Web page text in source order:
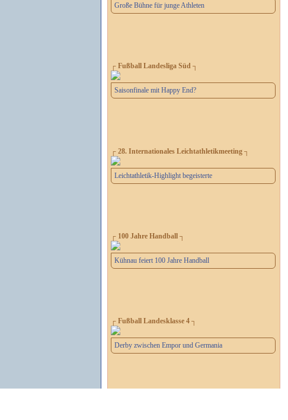
Große Bühne für junge Athleten
┌ Fußball Landesliga Süd ┐
Saisonfinale mit Happy End?
┌ 28. Internationales Leichtathletikmeeting ┐
Leichtathletik-Highlight begeisterte
┌ 100 Jahre Handball ┐
Kühnau feiert 100 Jahre Handball
┌ Fußball Landesklasse 4 ┐
Derby zwischen Empor und Germania